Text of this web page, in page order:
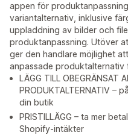
appen för
variantalternativ, inklusive
uppladdning av bilder och
produktanpassning. Utöver
ger den handlare möjlighet
anpassade produktalternativ
LÄGG TILL OBEGRÄNSAT
PRODUKTALTERNATIV –
din butik
PRISTILLÄGG – ta mer
Shopify-intäkter